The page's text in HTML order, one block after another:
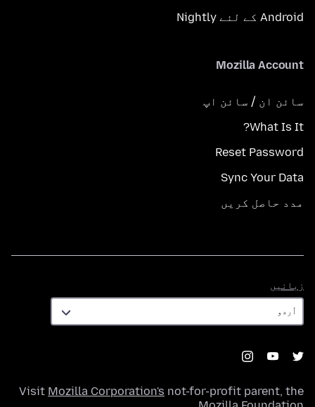
Android کے لئے Nightly
Mozilla Account
سائن ان / سائن اپ
What Is It?
Reset Password
Sync Your Data
مدد حاصل کریں
زبانیں
Visit Mozilla Corporation's not-for-profit parent, the